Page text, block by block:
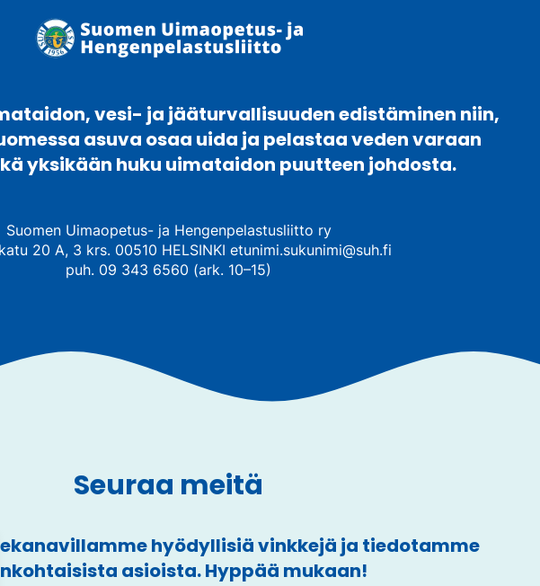
vesi- ja jääturvallisuuden edistäminen niin,
asuva osaa uida ja pelastaa veden varaan
yksikään huku uimataidon puutteen johdosta.
Suomen Uimaopetus- ja Hengenpelastusliitto ry
20 A, 3 krs. 00510 HELSINKI etunimi.sukunimi@suh.fi
puh. 09 343 6560 (ark. 10–15)
Seuraa meitä
hyödyllisiä vinkkejä ja tiedotamme
asioista. Hyppää mukaan!